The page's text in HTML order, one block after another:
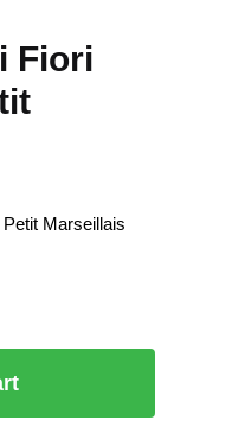
Fiori
Marseillais